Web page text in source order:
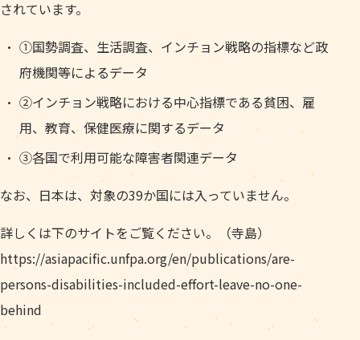
されています。
①国勢調査、生活調査、インチョン戦略の指標など政
府機関等によるデータ
②インチョン戦略における中心指標である貧困、雇
用、教育、保健医療に関するデータ
③各国で利用可能な障害者関連データ
なお、日本は、対象の39か国には入っていません。
詳しくは下のサイトをご覧ください。（寺島）
https://asiapacific.unfpa.org/en/publications/are-
persons-disabilities-included-effort-leave-no-one-
behind